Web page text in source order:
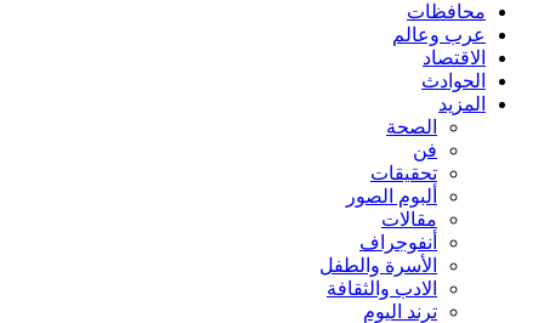
محافظات
عرب وعالم
الاقتصاد
الحوادث
المزيد
الصحة
فن
تحقيقات
ألبوم الصور
مقالات
أنفوجراف
الأسرة والطفل
الادب والثقافة
ترند اليوم